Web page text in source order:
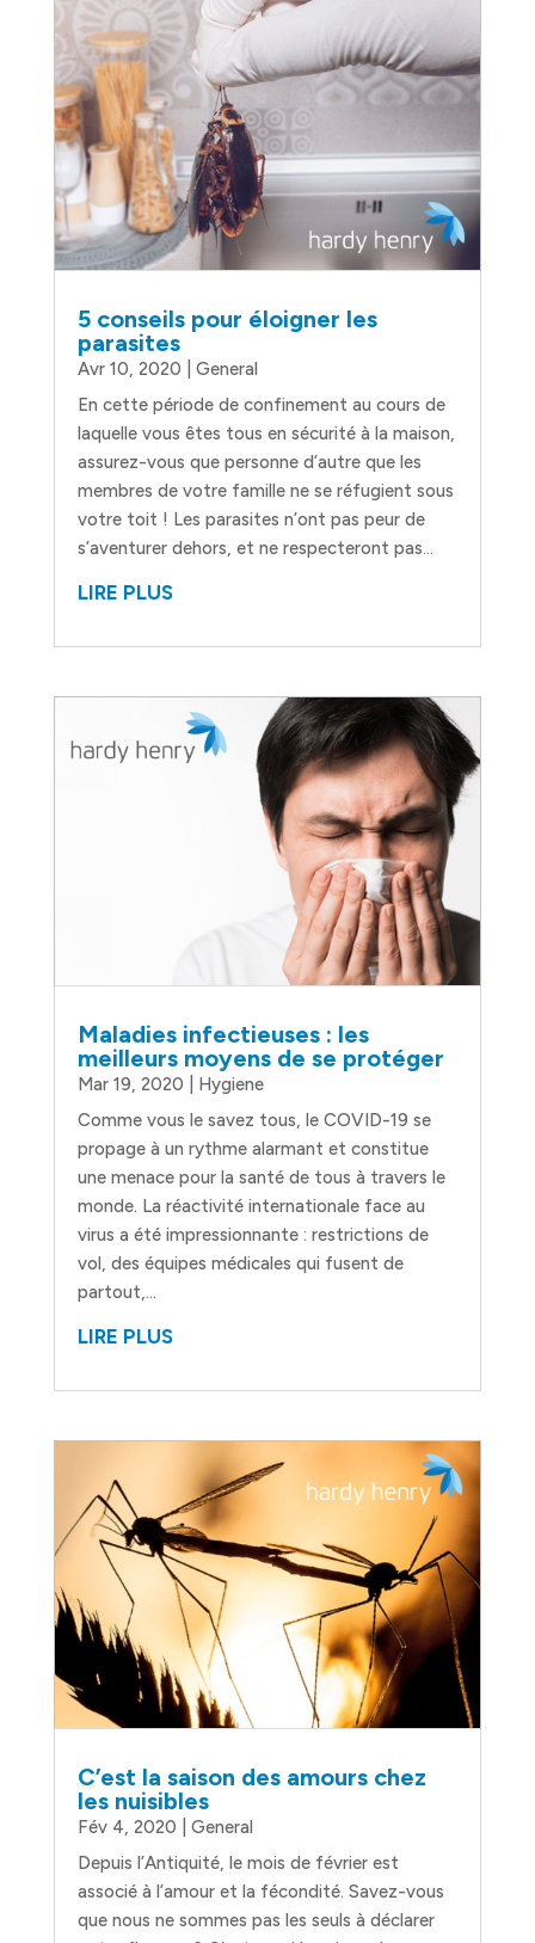
5 conseils pour éloigner les
parasites
Avr 10, 2020
General
En cette période de confinement au cours de
laquelle vous êtes tous en sécurité à la maison,
assurez-vous que personne d’autre que les
membres de votre famille ne se réfugient sous
votre toit ! Les parasites n’ont pas peur de
s’aventurer dehors, et ne respecteront pas...
LIRE PLUS
Maladies infectieuses : les
meilleurs moyens de se protéger
Mar 19, 2020
Hygiene
Comme vous le savez tous, le COVID-19 se
propage à un rythme alarmant et constitue
une menace pour la santé de tous à travers le
monde. La réactivité internationale face au
virus a été impressionnante : restrictions de
vol, des équipes médicales qui fusent de
partout,...
LIRE PLUS
C’est la saison des amours chez
les nuisibles
Fév 4, 2020
General
Depuis l’Antiquité, le mois de février est
associé à l’amour et la fécondité. Savez-vous
que nous ne sommes pas les seuls à déclarer